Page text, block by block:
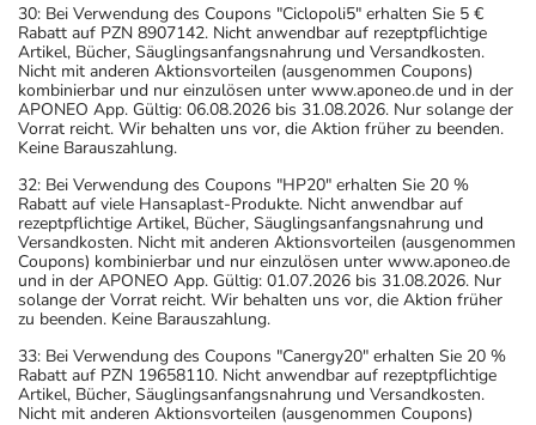
30: Bei Verwendung des Coupons "Ciclopoli5" erhalten Sie 5 €
Rabatt auf PZN 8907142. Nicht anwendbar auf rezeptpflichtige
Artikel, Bücher, Säuglingsanfangsnahrung und Versandkosten.
Nicht mit anderen Aktionsvorteilen (ausgenommen Coupons)
kombinierbar und nur einzulösen unter www.aponeo.de und in der
APONEO App. Gültig: 06.08.2026 bis 31.08.2026. Nur solange der
Vorrat reicht. Wir behalten uns vor, die Aktion früher zu beenden.
Keine Barauszahlung.
32: Bei Verwendung des Coupons "HP20" erhalten Sie 20 %
Rabatt auf viele Hansaplast-Produkte. Nicht anwendbar auf
rezeptpflichtige Artikel, Bücher, Säuglingsanfangsnahrung und
Versandkosten. Nicht mit anderen Aktionsvorteilen (ausgenommen
Coupons) kombinierbar und nur einzulösen unter www.aponeo.de
und in der APONEO App. Gültig: 01.07.2026 bis 31.08.2026. Nur
solange der Vorrat reicht. Wir behalten uns vor, die Aktion früher
zu beenden. Keine Barauszahlung.
33: Bei Verwendung des Coupons "Canergy20" erhalten Sie 20 %
Rabatt auf PZN 19658110. Nicht anwendbar auf rezeptpflichtige
Artikel, Bücher, Säuglingsanfangsnahrung und Versandkosten.
Nicht mit anderen Aktionsvorteilen (ausgenommen Coupons)